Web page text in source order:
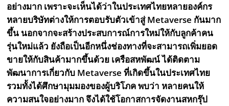
อย่างมาก เพราะจะเห็นได้ว่าในประเทศไทยหลายองค์กร
หลายบริษัทต่างให้การตอบรับตัวเข้าสู่ Metaverse กันมาก
ขึ้น นอกจากจะสร้างประสบการณ์การใหม่ให้กับลูกค้าคน
รุ่นใหม่แล้ว ยังถือเป็นอีกหนึ่งช่องทางที่จะสามารถเพิ่มยอด
ขายให้กับสินค้ามากขึ้นด้วย เครือสหพัฒน์ ได้ติดตาม
พัฒนาการเกี่ยวกับ Metaverse ที่เกิดขึ้นในประเทศไทย
รวมทั้งได้ศึกษามุมมองของผู้บริโภค พบว่า หลายคนให้
ความสนใจอย่างมาก จึงได้ใช้โอกาสการจัดงานสหกรุ๊ป